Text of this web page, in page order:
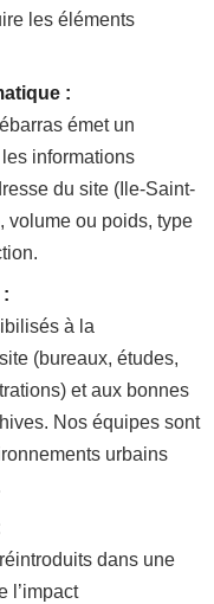
les éléments
:
émet un
informations
du site (Ile-Saint-
volume ou poids, type
à la
(bureaux, études,
et aux bonnes
Nos équipes sont
urbains
dans une
l’impact